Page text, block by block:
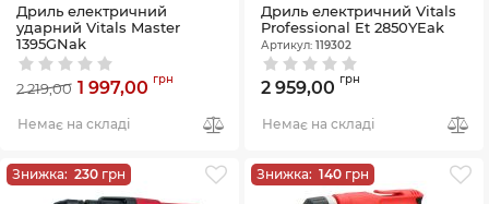
Дриль електричний
ударний Vitals Master
1395GNak
Артикул:119331
2 219,00 1 997,00 грн
Немає на складі
Дриль електричний Vitals
Professional Et 2850YEak
Артикул: 119302
2 959,00 грн
Немає на складі
Знижка: 230 грн Знижка: 140 грн